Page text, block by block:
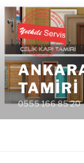
İçeriğe
geç
TAMIRI
0555 166 85 20